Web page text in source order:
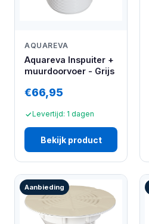
AQUAREVA
Aquareva Inspuiter +
muurdoorvoer - Grijs
€66,95
Levertijd: 1 dagen
Bekijk product
Aanbieding